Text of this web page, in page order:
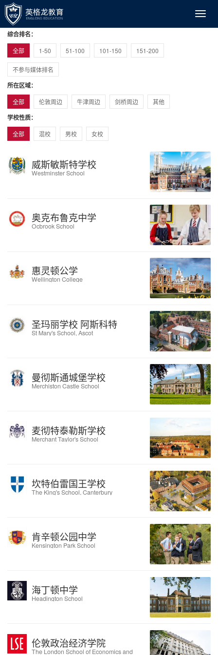
综合排名：
全部 1-50 51-100 101-150 151-200
不参与媒体排名
所在区域：
全部 伦敦周边 牛津周边 剑桥周边 其他
学校性质：
全部 混校 男校 女校
威斯敏斯特学校
Westminster School
奥克布鲁克中学
Ocbrook School
惠灵顿公学
Wellington College
圣玛丽学校 阿斯科特
St Mary's School, Ascot
曼彻斯通城堡学校
Merchiston Castle School
麦彻特泰勒斯学校
Merchant Taylor's School
坎特伯雷国王学校
The King's School, Canterbury
肯辛顿公园中学
Kensington Park School
海丁顿中学
Headington School
伦敦政治经济学院
The London School of Economics and